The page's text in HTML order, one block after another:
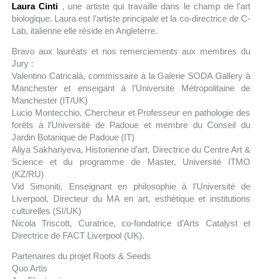
Laura Cinti , une artiste qui travaille dans le champ de l’art
biologique. Laura est l’artiste principale et la co-directrice de C-
Lab, italienne elle réside en Angleterre.
Bravo aux lauréats et nos remerciements aux membres du
Jury :
Valentino Catricalà, commissaire à la Galerie SODA Gallery à
Manchester et enseigant à l’Université Métropolitaine de
Manchester (IT/UK)
Lucio Montecchio, Chercheur et Professeur en pathologie des
forêts à l’Université de Padoue et membre du Conseil du
Jardin Botanique de Padoue (IT)
Aliya Sakhariyeva, Historienne d’art, Directrice du Centre Art &
Science et du programme de Master, Université ITMO
(KZ/RU)
Vid Simoniti, Enseignant en philosophie à l’Université de
Liverpool, Directeur du MA en art, esthétique et institutions
culturelles (SI/UK)
Nicola Triscott, Curatrice, co-fondatrice d’Arts Catalyst et
Directrice de FACT Liverpool (UK).
Partenaires du projet Roots & Seeds
Quo Artis